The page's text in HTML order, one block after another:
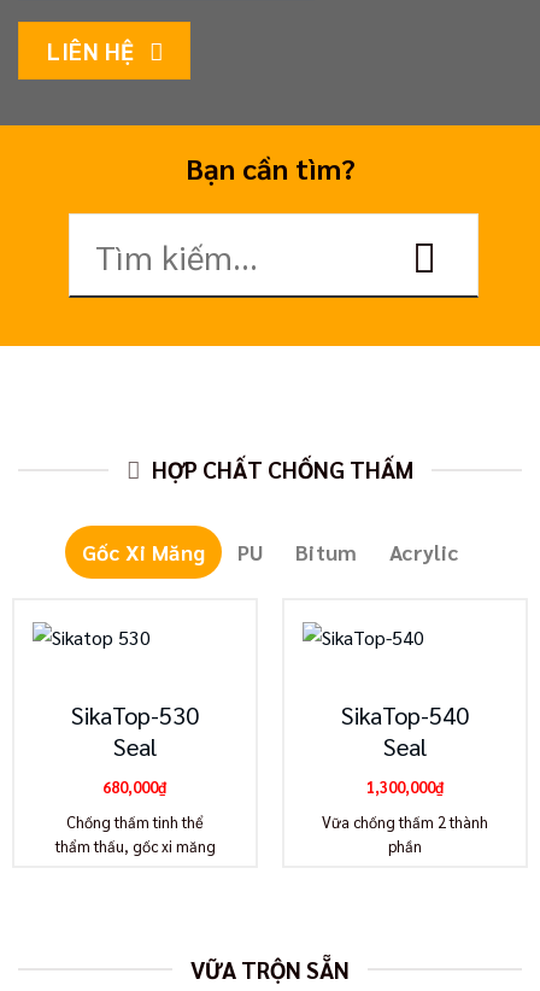
LIÊN HỆ
Bạn cần tìm?
kiếm:
HỢP CHẤT CHỐNG THẤM
Gốc Xi Măng PU Bitum Acrylic
SikaTop-530
Seal
680,000₫
Chống thấm tinh thể
thẩm thấu, gốc xi măng
SikaTop-540
Seal
1,300,000₫
Vữa chống thấm 2 thành
phần
VỮA TRỘN SẴN